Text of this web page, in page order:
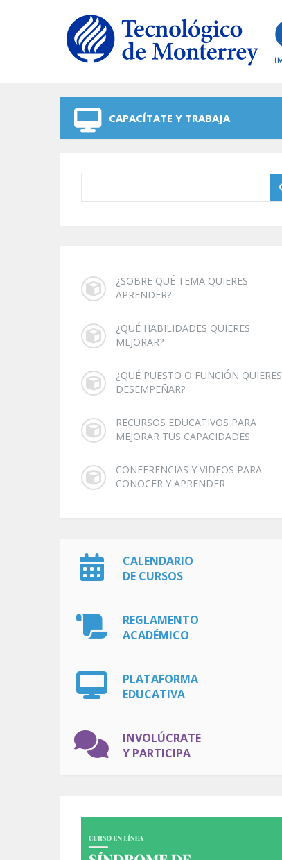
CAPACÍTATE Y TRABAJA
¿SOBRE QUÉ TEMA QUIERES
APRENDER?
¿QUÉ HABILIDADES QUIERES
MEJORAR?
¿QUÉ PUESTO O FUNCIÓN QUIERES
DESEMPEÑAR?
RECURSOS EDUCATIVOS PARA
MEJORAR TUS CAPACIDADES
CONFERENCIAS Y VIDEOS PARA
CONOCER Y APRENDER
CALENDARIO
DE CURSOS
REGLAMENTO
ACADÉMICO
PLATAFORMA
EDUCATIVA
INVOLÚCRATE
Y PARTICIPA